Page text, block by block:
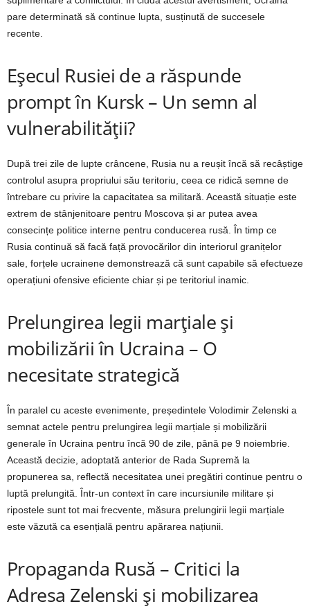
pare determinată să continue lupta, susținută de succesele
recente.
Eșecul Rusiei de a răspunde
prompt în Kursk – Un semn al
vulnerabilității?
După trei zile de lupte crâncene, Rusia nu a reușit încă să recâștige
controlul asupra propriului său teritoriu, ceea ce ridică semne de
întrebare cu privire la capacitatea sa militară. Această situație este
extrem de stânjenitoare pentru Moscova și ar putea avea
consecințe politice interne pentru conducerea rusă. În timp ce
Rusia continuă să facă față provocărilor din interiorul granițelor
sale, forțele ucrainene demonstrează că sunt capabile să efectueze
operațiuni ofensive eficiente chiar și pe teritoriul inamic.
Prelungirea legii marțiale și
mobilizării în Ucraina – O
necesitate strategică
În paralel cu aceste evenimente, președintele Volodimir Zelenski a
semnat actele pentru prelungirea legii marțiale și mobilizării
generale în Ucraina pentru încă 90 de zile, până pe 9 noiembrie.
Această decizie, adoptată anterior de Rada Supremă la
propunerea sa, reflectă necesitatea unei pregătiri continue pentru o
luptă prelungită. Într-un context în care incursiunile militare și
ripostele sunt tot mai frecvente, măsura prelungirii legii marțiale
este văzută ca esențială pentru apărarea națiunii.
Propaganda Rusă – Critici la
Adresa Zelenski și mobilizarea